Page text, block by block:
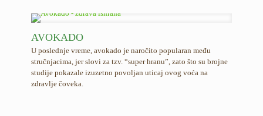
AVOKADO
U poslednje vreme, avokado je naročito popularan među
stručnjacima, jer slovi za tzv. “super hranu”, zato što su brojne
studije pokazale izuzetno povoljan uticaj ovog voća na
zdravlje čoveka.